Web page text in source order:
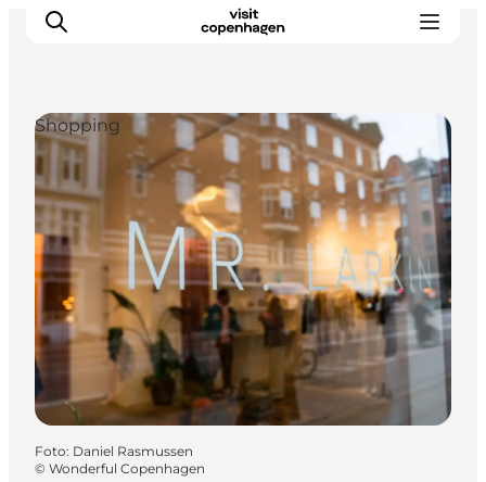
Aktivitäten
Essen und Trinken
Planen
Shopping
Foto: Daniel Rasmussen
© Wonderful Copenhagen